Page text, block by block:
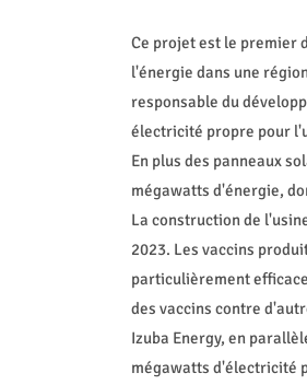
Ce projet est le premier
l'énergie dans une
responsable du
électricité propre pour
En plus des panneaux
mégawatts d'énergie,
La construction de
2023. Les vaccins
particulièrement
des vaccins contre
Izuba Energy, en
mégawatts d'électricité